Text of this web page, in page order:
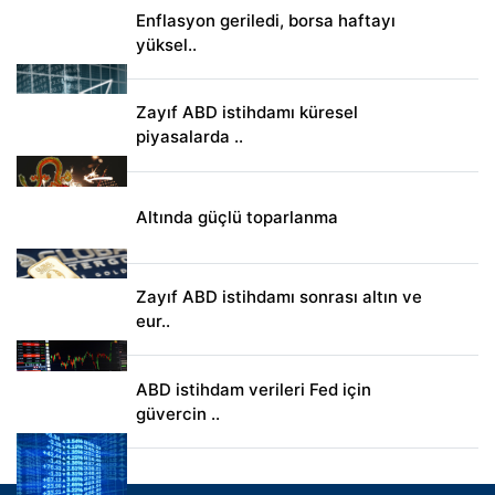
Enflasyon geriledi, borsa haftayı
yüksel..
Zayıf ABD istihdamı küresel
piyasalarda ..
Altında güçlü toparlanma
Zayıf ABD istihdamı sonrası altın ve
eur..
ABD istihdam verileri Fed için
güvercin ..